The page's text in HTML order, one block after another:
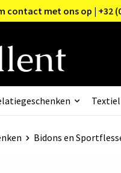
contact met ons op | +32
Textiel
Bidons en